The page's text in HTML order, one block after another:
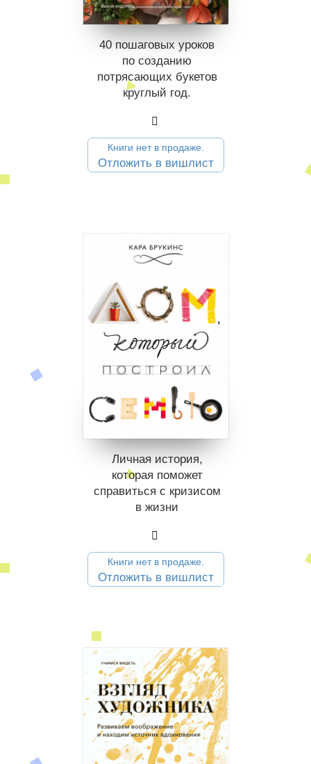
40 пошаговых уроков
по созданию
потрясающих букетов
круглый год.
Книги нет в продаже.
Отложить в вишлист
Личная история,
которая поможет
справиться с кризисом
в жизни
Книги нет в продаже.
Отложить в вишлист